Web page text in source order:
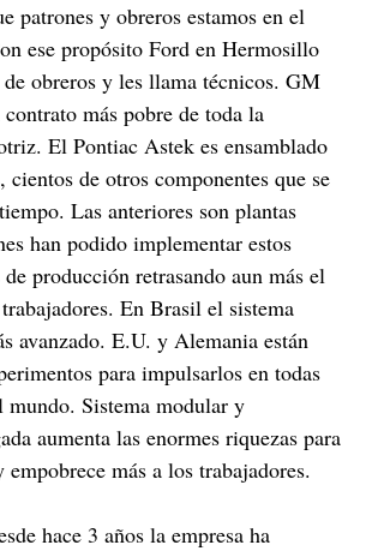
patrones y obreros estamos en el
ese propósito Ford en Hermosillo
obreros y les llama técnicos. GM
más pobre de toda la
El Pontiac Astek es ensamblado
cientos de otros componentes que se
Las anteriores son plantas
han podido implementar estos
de producción retrasando aun más el
En Brasil el sistema
avanzado. E.U. y Alemania están
para impulsarlos en todas
mundo. Sistema modular y
aumenta las enormes riquezas para
más a los trabajadores.
hace 3 años la empresa ha